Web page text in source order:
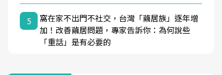
5
窩在家不出門不社交，台灣「繭居族」逐年增
加！改善繭居問題，專家告訴你：為何說些
「重話」是有必要的